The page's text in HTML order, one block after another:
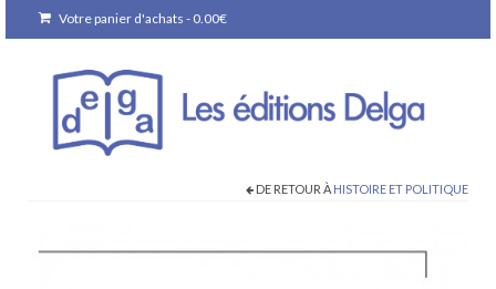
Votre panier d'achats - 0.00€
DE RETOUR À HISTOIRE ET POLITIQUE